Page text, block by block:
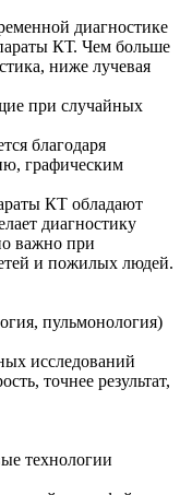
диагностике
КТ. Чем больше
ниже лучевая
при случайных
благодаря
графическим
КТ обладают
диагностику
важно при
и пожилых людей.
пульмонология)
исследований
точнее результат,
технологии